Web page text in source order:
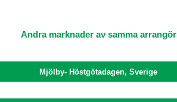
Andra marknader av samma arrangör
Mjölby- Höstgötadagen, Sverige